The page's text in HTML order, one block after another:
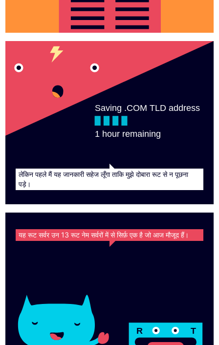
Saving .COM TLD address
78 minutes remaining
लेकिन पहले मैं यह जानकारी सहेज लूँगा ताकि मुझे दोबारा रूट से न पूछना
पड़े।
R T
यह रूट सर्वर उन 13 रूट नेम सर्वरों में से सिर्फ़ एक है जो आज मौजूद हैं।